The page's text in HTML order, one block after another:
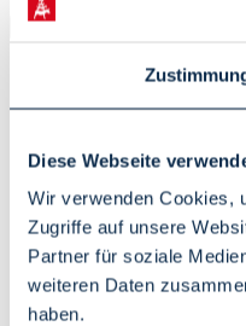
Diese Webseite
Wir verwenden Cookies,
Zugriffe auf unsere
Partner für soziale
weiteren Daten
haben.